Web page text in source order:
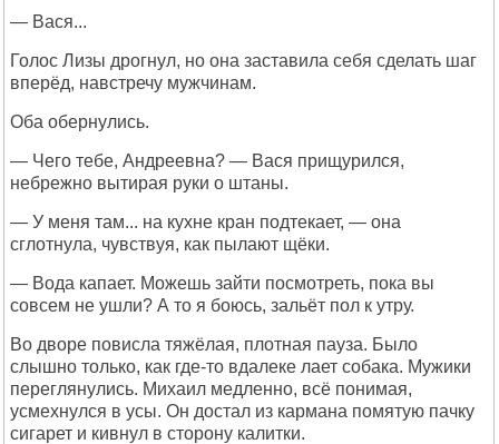
— Вася...
Голос Лизы дрогнул, но она заставила себя сделать шаг
вперёд, навстречу мужчинам.
Оба обернулись.
— Чего тебе, Андреевна? — Вася прищурился,
небрежно вытирая руки о штаны.
— У меня там... на кухне кран подтекает, — она
сглотнула, чувствуя, как пылают щёки.
— Вода капает. Можешь зайти посмотреть, пока вы
совсем не ушли? А то я боюсь, зальёт пол к утру.
Во дворе повисла тяжёлая, плотная пауза. Было
слышно только, как где-то вдалеке лает собака. Мужики
переглянулись. Михаил медленно, всё понимая,
усмехнулся в усы. Он достал из кармана помятую пачку
сигарет и кивнул в сторону калитки.